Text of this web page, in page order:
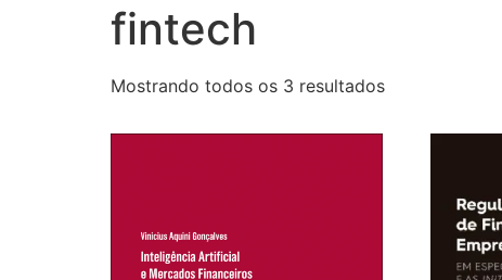
fintech
Mostrando todos os 3 resultados